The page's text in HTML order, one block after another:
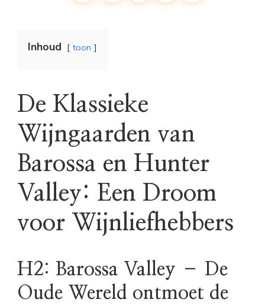
Inhoud toon
De Klassieke
Wijngaarden van
Barossa en Hunter
Valley: Een Droom
voor Wijnliefhebbers
H2: Barossa Valley – De
Oude Wereld ontmoet de